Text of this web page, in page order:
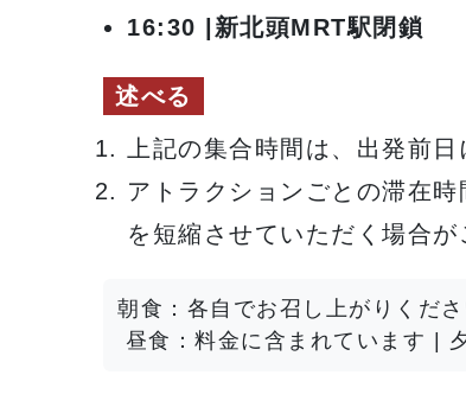
16:30 | 新北頭MRT駅閉鎖
述べる
上記の集合時間は、出発前
アトラクションごとの滞在
を短縮させていただく場合が
朝食：各自でお召し上がりくだ
昼食：料金に含まれています |